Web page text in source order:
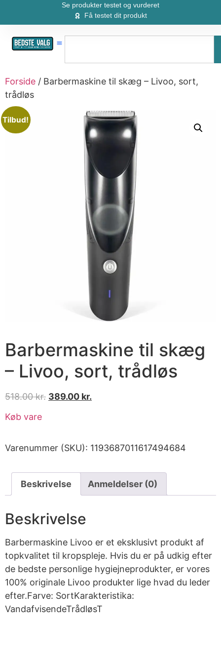
Se produkter testet og vurderet
Få testet dit produkt
Forside / Barbermaskine til skæg – Livoo, sort,
trådløs
Tilbud!
Barbermaskine til skæg
– Livoo, sort, trådløs
518.00kr. 389.00 kr.
Køb vare
Varenummer (SKU): 1193687011617494684
Beskrivelse Anmeldelser (0)
Beskrivelse
Barbermaskine Livoo er et eksklusivt produkt af
topkvalitet til kropspleje. Hvis du er på udkig efter
de bedste personlige hygiejneprodukter, er vores
100% originale Livoo produkter lige hvad du leder
efter.Farve: SortKarakteristika:
VandafvisendeTrådløsT